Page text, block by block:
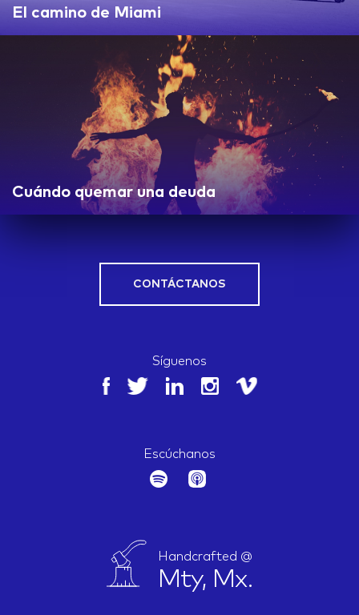
El camino de Miami
Cuándo quemar una deuda
CONTÁCTANOS
Síguenos
Escúchanos
Handcrafted @
Mty, Mx.